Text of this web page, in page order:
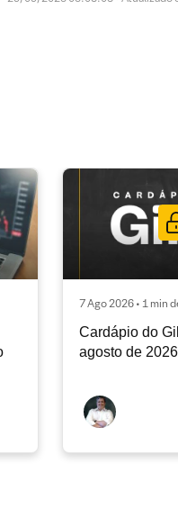
7 Ago 2026 • 1 min
Cardápio do
agosto de 2026